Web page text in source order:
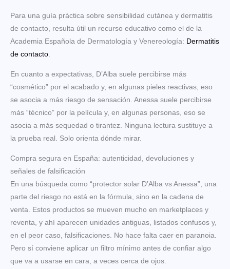
Para una guía práctica sobre sensibilidad cutánea y dermatitis
de contacto, resulta útil un recurso educativo como el de la
Academia Española de Dermatología y Venereología: Dermatitis
de contacto
En cuanto a expectativas, D’Alba suele percibirse más
“cosmético” por el acabado y, en algunas pieles reactivas, eso
se asocia a más riesgo de sensación. Anessa suele percibirse
más “técnico” por la película y, en algunas personas, eso se
asocia a más sequedad o tirantez. Ninguna lectura sustituye a
la prueba real. Solo orienta dónde mirar.
Compra segura en España: autenticidad, devoluciones y
señales de falsificación
En una búsqueda como “protector solar D’Alba vs Anessa”, una
parte del riesgo no está en la fórmula, sino en la cadena de
venta. Estos productos se mueven mucho en marketplaces y
reventa, y ahí aparecen unidades antiguas, listados confusos y,
en el peor caso, falsificaciones. No hace falta caer en paranoia.
Pero sí conviene aplicar un filtro mínimo antes de confiar algo
que va a usarse en cara, a veces cerca de ojos.